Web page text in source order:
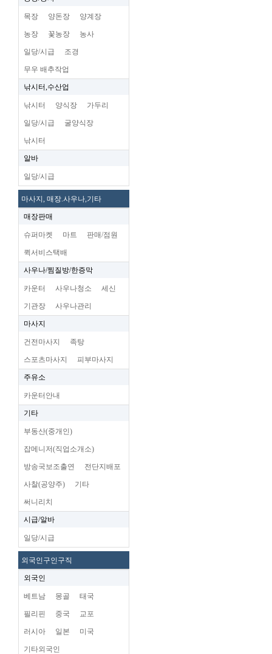
목장 양돈장 양계장
농장 꽃농장 농사
일당/시급 조경
무우 배추작업
낚시터,수산업
낚시터 양식장 가두리
일당/시급 굴양식장
낚시터
알바
일당/시급
마사지, 매장.사우나,기타
매장판매
슈퍼마켓 마트 판매/점원
퀵서비스택배
사우나/찜질방/한증막
카운터 사우나청소 세신
기관장 사우나관리
마사지
건전마사지 족탕
스포츠마사지 피부마사지
주유소
카운터안내
기타
부동산(중개인)
잡메니저(직업소개소)
방송국보조출연 전단지배포
사찰(공양주) 기타
써니리치
시급/알바
일당/시급
외국인구인구직
외국인
베트남 몽골 태국
필리핀 중국 교포
러시아 일본 미국
기타외국인